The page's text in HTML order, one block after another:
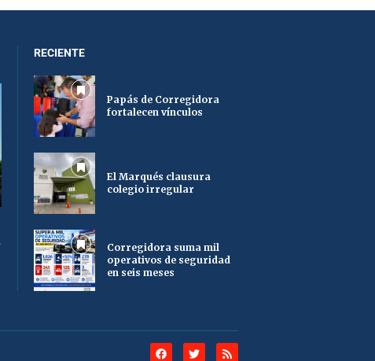
RECIENTE
Papás de Corregidora
fortalecen vínculos
El Marqués clausura
colegio irregular
Corregidora suma mil
operativos de seguridad
en seis meses